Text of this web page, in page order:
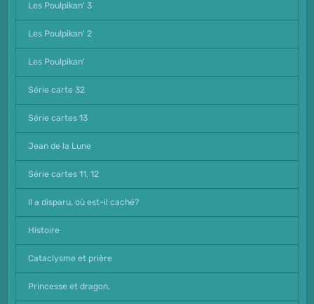
Les Poulpikan' 3
Les Poulpikan' 2
Les Poulpikan'
Série carte 32
Série cartes 13
Jean de la Lune
Série cartes 11, 12
Il a disparu, où est-il caché?
Histoire
Cataclysme et prière
Princesse et dragon.